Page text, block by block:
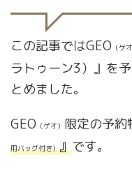
この記事ではGEO （ゲオ
ラトゥーン3）』を
とめました。
GEO （ゲオ） 限定の予約
用バッグ付き）』です。